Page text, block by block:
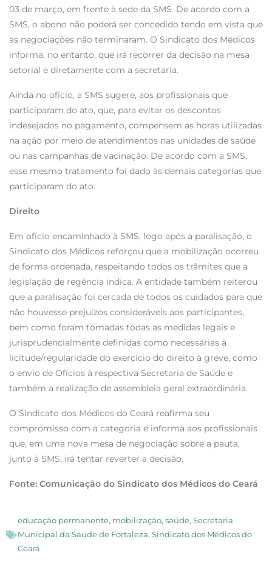
k
p
m
03 de março, em frente à sede da SMS. De acordo com a
SMS, o abono não poderá ser concedido tendo em vista que
as negociações não terminaram. O Sindicato dos Médicos
informa, no entanto, que irá recorrer da decisão na mesa
setorial e diretamente com a secretaria.
Ainda no ofício, a SMS sugere, aos profissionais que
participaram do ato, que, para evitar os descontos
indesejados no pagamento, compensem as horas utilizadas
na ação por meio de atendimentos nas unidades de saúde
ou nas campanhas de vacinação. De acordo com a SMS,
esse mesmo tratamento foi dado às demais categorias que
participaram do ato.
Direito
Em ofício encaminhado à SMS, logo após a paralisação, o
Sindicato dos Médicos reforçou que a mobilização ocorreu
de forma ordenada, respeitando todos os trâmites que a
legislação de regência indica. A entidade também reiterou
que a paralisação foi cercada de todos os cuidados para que
não houvesse prejuízos consideráveis aos participantes,
bem como foram tomadas todas as medidas legais e
jurisprudencialmente definidas como necessárias à
licitude/regularidade do exercício do direito à greve, como
o envio de Ofícios à respectiva Secretaria de Saúde e
também a realização de assembleia geral extraordinária.
O Sindicato dos Médicos do Ceará reafirma seu
compromisso com a categoria e informa aos profissionais
que, em uma nova mesa de negociação sobre a pauta,
junto à SMS, irá tentar reverter a decisão.
Fonte: Comunicação do Sindicato dos Médicos do Ceará
educação permanente, mobilização, saúde, Secretaria
Municipal da Saúde de Fortaleza, Sindicato dos Médicos do
Ceará